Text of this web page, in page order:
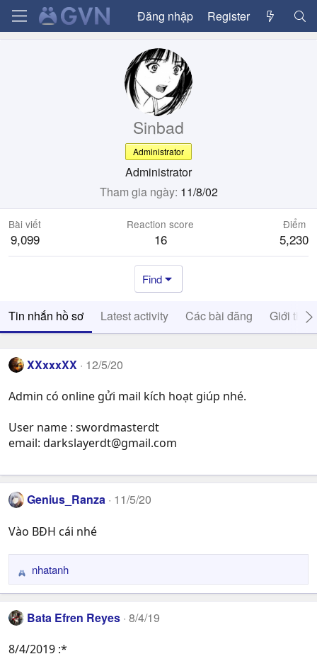
Đăng nhập Register
Sinbad
Administrator
Administrator
Tham gia ngày 11/8/02
Bài viết
9,099
Reaction score
16
Điểm
5,230
Find
Tin nhắn hồ sơ Latest activity Các bài đăng Giới thiệu
XXxxxXX 12/5/20
Admin có online gửi mail kích hoạt giúp nhé.
User name : swordmasterdt
email: darkslayerdt@gmail.com
Genius_Ranza 11/5/20
Vào BĐH cái nhé
R
e
a
c
i
nhatanh
Bata Efren Reyes 8/4/19
8/4/2019 :*